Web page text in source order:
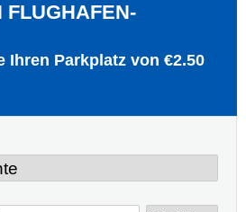
FLUGHAFEN-
Ihren Parkplatz von €2.50